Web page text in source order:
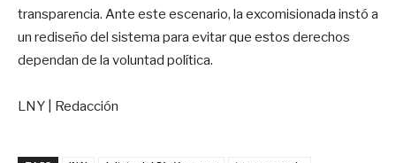
transparencia. Ante este escenario, la excomisionada instó a
un rediseño del sistema para evitar que estos derechos
dependan de la voluntad política.
LNY | Redacción